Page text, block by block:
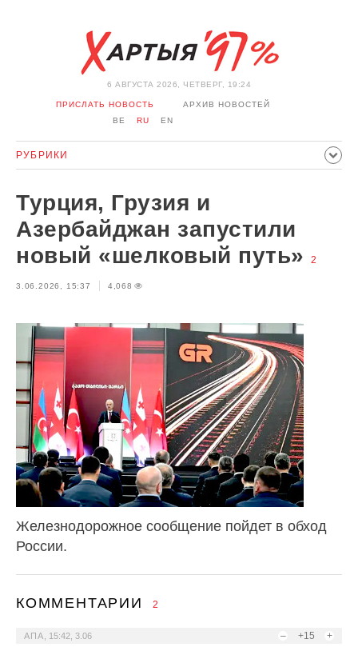
6 АВГУСТА 2026, ЧЕТВЕРГ, 19:24
ПРИСЛАТЬ НОВОСТЬ
АРХИВ НОВОСТЕЙ
BE
RU EN
РУБРИКИ
ПРОИСШЕСТВИЯ СПОРТ КУЛЬТУРА
МНЕНИЕ ИНТЕРВЬЮ ТЕХНОЛОГИИ ЗДОРОВЬЕ
АВТО ОТДЫХ ОБХОД БЛОКИРОВКИ И СОЛИДАРНОСТЬ
КОРОНАВИРУС БЕЛАРУСЬ В НАТО
Турция, Грузия и
Азербайджан запустили
новый «шелковый путь»
2
3.06.2026, 15:37 4,068
Железнодорожное сообщение пойдет в обход
России.
КОММЕНТАРИИ 2
– +15 +
АПА 15:42, 3.06